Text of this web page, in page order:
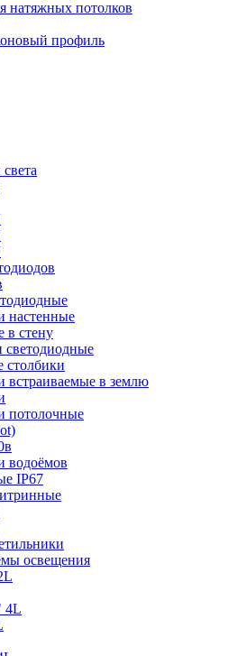
потолков
профиль
настенные
в стену
столбики
встраиваемые в землю
потолочные
водоёмов
IP67
освещения
4L